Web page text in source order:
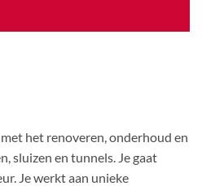
het renoveren, onderhoud en
sluizen en tunnels. Je gaat
Je werkt aan unieke